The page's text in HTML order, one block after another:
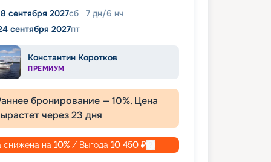
сентября 2027сб 7 дн/6 нч
сентября 2027пт
Константин Коротков
ПРЕМИУМ
бронирование —10%. Цена
через23 дня
снижена на 10% / Выгода 10 450 ₽